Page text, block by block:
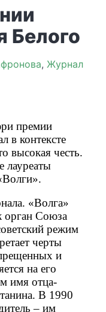
Белого
, Журнал
премии
в контексте
высокая честь.
лауреаты
«Волга»
орган Союза
режим
черты
и
на его
имя отца-
В 1990
– им